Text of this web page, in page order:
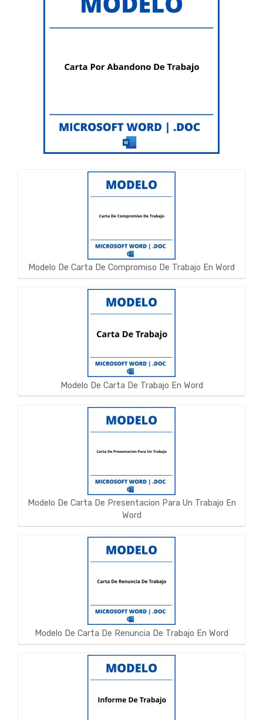
Modelo De Carta De Compromiso De Trabajo En Word
Modelo De Carta De Trabajo En Word
Modelo De Carta De Presentacion Para Un Trabajo En
Word
Modelo De Carta De Renuncia De Trabajo En Word